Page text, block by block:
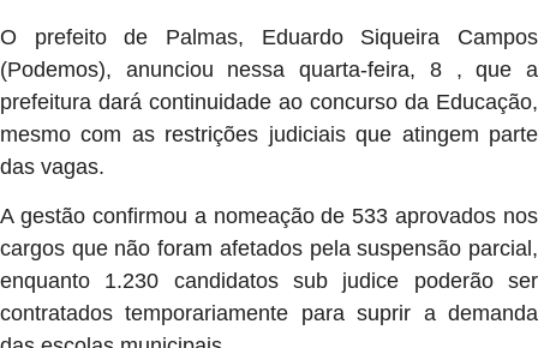
O prefeito de Palmas, Eduardo Siqueira Campos
(Podemos), anunciou nessa quarta-feira, 8 , que a
prefeitura dará continuidade ao concurso da Educação,
mesmo com as restrições judiciais que atingem parte
das vagas.
A gestão confirmou a nomeação de 533 aprovados nos
cargos que não foram afetados pela suspensão parcial,
enquanto 1.230 candidatos sub judice poderão ser
contratados temporariamente para suprir a demanda